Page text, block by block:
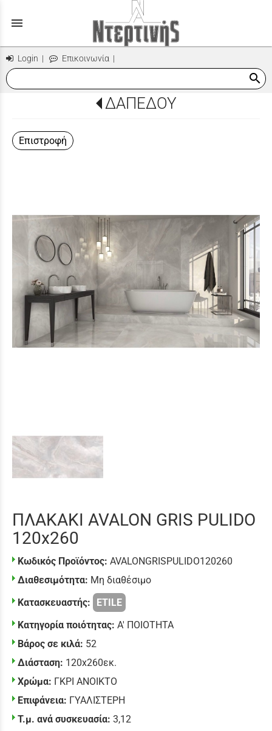
menu
Login | Επικοινωνία |
search
ΔΑΠΕΔΟΥ
Επιστροφή
ΠΛΑΚΑΚΙ AVALON GRIS PULIDO
120x260
Κωδικός Προϊόντος: AVALONGRISPULIDO120260
Διαθεσιμότητα: Μη διαθέσιμο
Κατασκευαστής:
ETILE
Κατηγορία ποιότητας: Α' ΠΟΙΟΤΗΤΑ
Βάρος σε κιλά: 52
Διάσταση: 120x260εκ.
Χρώμα: ΓΚΡΙ ΑΝΟΙΚΤΟ
Επιφάνεια: ΓΥΑΛΙΣΤΕΡΗ
Τ.μ. ανά συσκευασία: 3,12